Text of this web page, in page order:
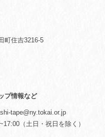
町住吉3216-5
プ情報など
tape@ny.tokai.or.jp
（土日・祝日を除く）